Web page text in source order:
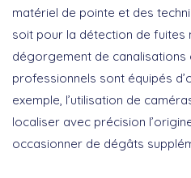
matériel de pointe et des
soit pour la détection de fuites
dégorgement de canalisations
professionnels sont équipés
exemple, l’utilisation de
localiser avec précision
occasionner de dégâts